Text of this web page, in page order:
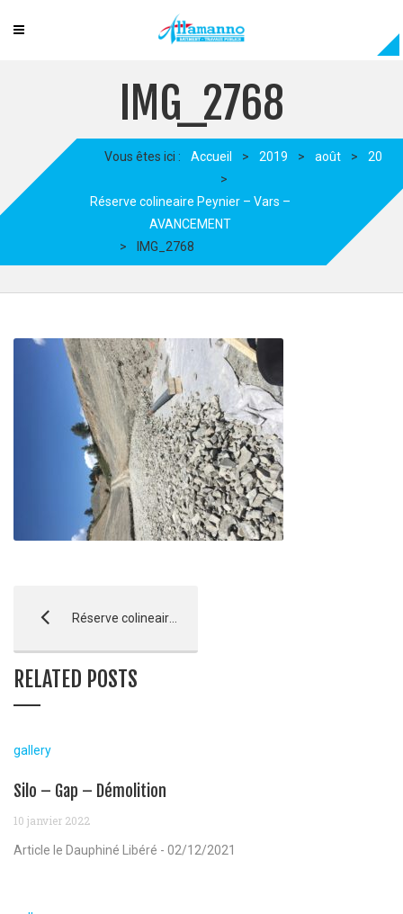
IMG_2768
Vous êtes ici : Accueil > 2019 > août >
20
>
Réserve colineaire Peynier – Vars –
AVANCEMENT
>
IMG_2768
Réserve colineaire Peynier – Vars – AVANCEMENT
RELATED POSTS
gallery
Silo – Gap – Démolition
10 janvier 2022
Article le Dauphiné Libéré - 02/12/2021